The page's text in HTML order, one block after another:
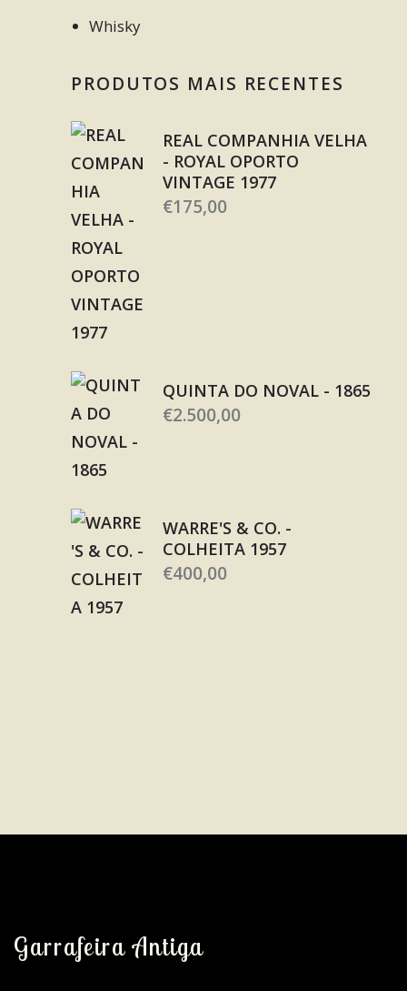
Whisky
PRODUTOS MAIS RECENTES
REAL COMPANHIA VELHA
- ROYAL OPORTO
VINTAGE 1977
€175,00
QUINTA DO NOVAL - 1865
€2.500,00
WARRE'S & CO. -
COLHEITA 1957
€400,00
Garrafeira Antiga